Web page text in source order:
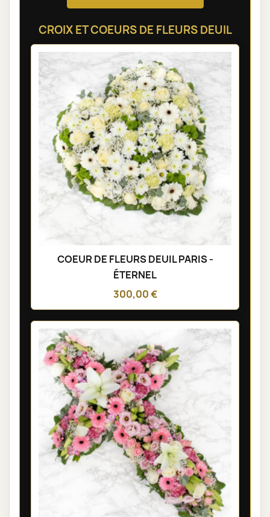
CROIX ET COEURS DE FLEURS DEUIL
COEUR DE FLEURS DEUIL PARIS -
ÉTERNEL
300,00 €